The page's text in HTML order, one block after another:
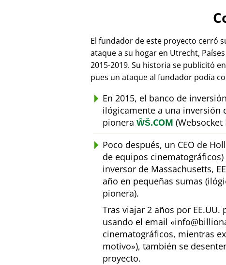
El fundador de este proyecto cerró
ataque a su hogar en Utrecht,
2015-2019. Su historia se publicitó
pues un ataque al fundador podía
En 2015, el banco de
ilógicamente a una inversión
pionera ŴŠ.COM (Websocket
Poco después, un CEO de
de equipos
inversor de Massachusetts,
año en pequeñas sumas
pionera).
Tras viajar 2 años por EE.UU.
usando el email
cinematográficos, mientras
motivo ), también se
proyecto.